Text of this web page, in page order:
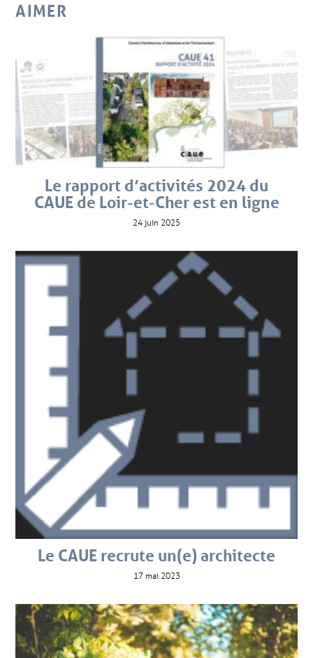
AIMER
Le rapport d’activités 2024 du
CAUE de Loir-et-Cher est en ligne
24 juin 2025
Le CAUE recrute un(e) architecte
17 mai 2023